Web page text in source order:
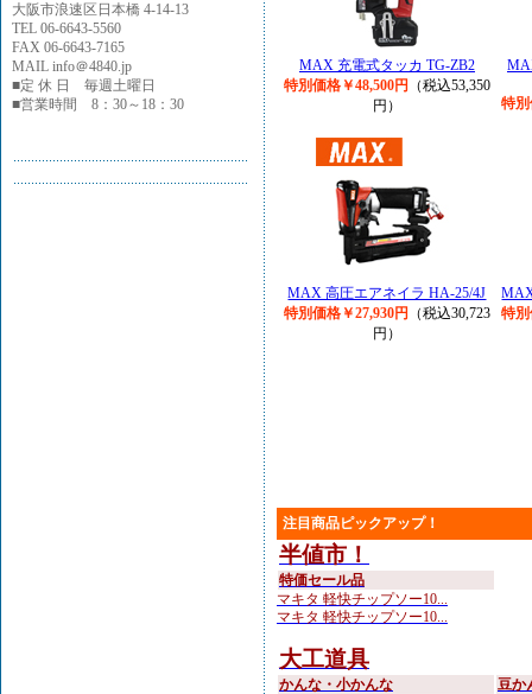
大阪市浪速区日本橋 4-14-13
TEL 06-6643-5560
FAX 06-6643-7165
MAIL info＠4840.jp
■定 休 日 毎週土曜日
■営業時間 8：30～18：30
MAX 充電式タッカ TG-ZB2
特別価格￥48,500円
（税込53,350
円）
特別
MAX 高圧エアネイラ HA-25/4J
特別価格￥27,930円
（税込30,723
円）
特別
注目商品ピックアップ！
半値市！
特価セール品
マキタ 軽快チップソー10...
マキタ 軽快チップソー10...
大工道具
かんな・小かんな
豆か